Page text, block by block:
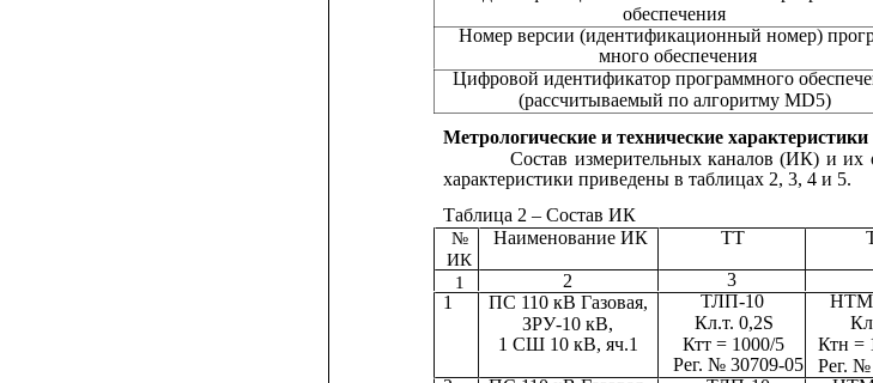
обеспечения
(рассчитываемый по алгоритму MD5)
Номер версии (идентификационный номер)
много обеспечения
Цифровой идентификатор программного
Метрологические и технические характеристики
Состав измерительных каналов (ИК) и их
характеристики приведены в таблицах 2, 3, 4 и 5.
ТТ
Таблица 2 – Состав ИК
№
Наименование ИК
ИК
1
2
1
ПС 110 кВ Газовая,
ЗРУ-10 кВ,
1 СШ 10 кВ, яч.1
3
ТЛП-10
Кл.т. 0,2S
Ктт = 1000/5
Рег. № 30709-05
Ктн =
Рег. №